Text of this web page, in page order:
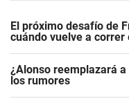
El próximo desafío de
cuándo vuelve a correr
¿Alonso reemplazará
los rumores